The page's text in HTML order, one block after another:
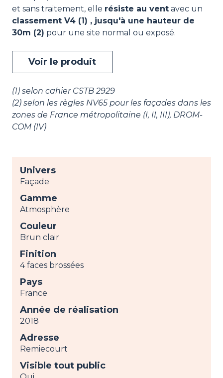
et sans traitement, elle résiste au vent avec un
classement V4 (1) , jusqu'à une hauteur de
30m (2) pour une site normal ou exposé.
Voir le produit
(1) selon cahier CSTB 2929
(2) selon les règles NV65 pour les façades dans les
zones de France métropolitaine (I, II, III), DROM-
COM (IV)
Univers
Façade
Gamme
Atmosphère
Couleur
Brun clair
Finition
4 faces brossées
Pays
France
Année de réalisation
2018
Adresse
Remiecourt
Visible tout public